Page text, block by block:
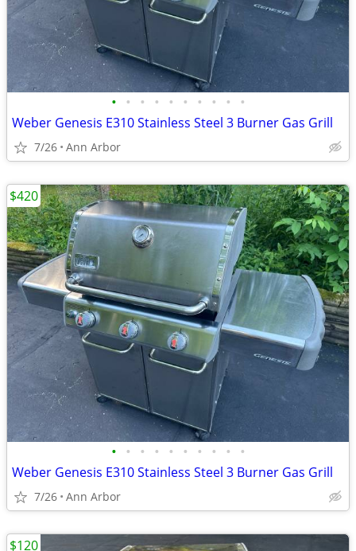
• • • • • • • • • •
Weber Genesis E310 Stainless Steel 3 Burner Gas Grill
7/26 Ann Arbor
• • • • • • • • • •
Weber Genesis E310 Stainless Steel 3 Burner Gas Grill
7/26 Ann Arbor
$420
$120